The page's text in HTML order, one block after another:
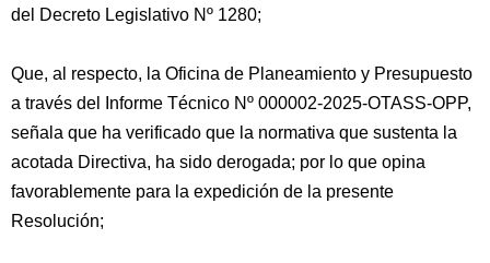
del Decreto Legislativo Nº 1280;
Que, al respecto, la Oficina de Planeamiento y Presupuesto
a través del Informe Técnico Nº 000002-2025-OTASS-OPP,
señala que ha verificado que la normativa que sustenta la
acotada Directiva, ha sido derogada; por lo que opina
favorablemente para la expedición de la presente
Resolución;